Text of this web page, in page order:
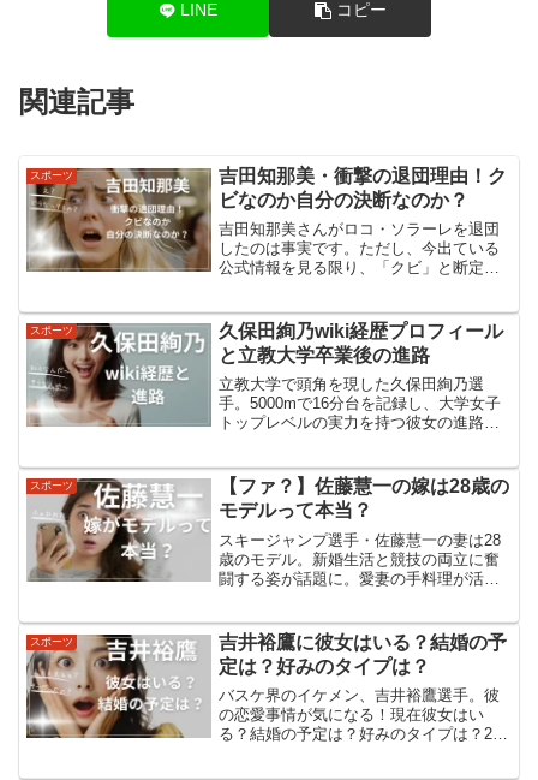
LINE コピー
関連記事
スポーツ
吉田知那美・衝撃の退団理由！ク
ビなのか自分の決断なのか？
吉田知那美さんがロコ・ソラーレを退団
したのは事実です。ただし、今出ている
公式情報を見る限り、「クビ」と断定で
境へと向かいます」とコメントしてい
て、今後は海外の新リーグ挑...
スポーツ
久保田絢乃wiki経歴プロフィール
と立教大学卒業後の進路
立教大学で頭角を現した久保田絢乃選
手。5000mで16分台を記録し、大学女子
トップレベルの実力を持つ彼女の進路に
の展望に迫ります。高校時代の活躍久保
田絢乃選手は、高校時...
スポーツ
【ファ？】佐藤慧一の嫁は28歳の
モデルって本当？
スキージャンプ選手・佐藤慧一の妻は28
歳のモデル。新婚生活と競技の両立に奮
闘する姿が話題に。愛妻の手料理が活力
ロフィール佐藤慧一選手は、1997年7月
27日生まれの26...
スポーツ
吉井裕鷹に彼女はいる？結婚の予
定は？好みのタイプは？
バスケ界のイケメン、吉井裕鷹選手。彼
の恋愛事情が気になる！現在彼女はい
る？結婚の予定は？好みのタイプは？26